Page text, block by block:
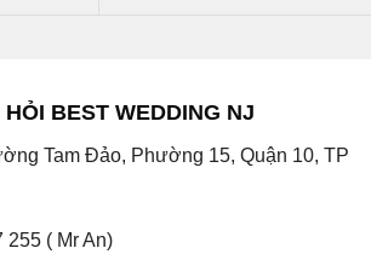
BEST WEDDING NJ
Tam Đảo, Phường 15, Quận 10, TP
255 ( Mr An)